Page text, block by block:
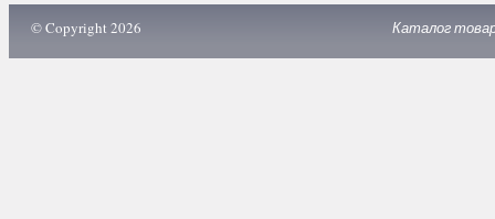
© Copyright 2026 Каталог